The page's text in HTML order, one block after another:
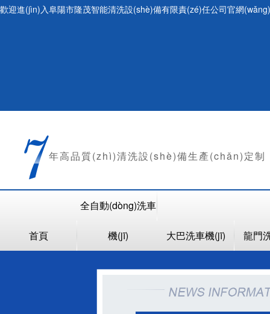
歡迎進(jìn)入阜陽市隆茂智能清洗設(shè)備有限責(zé)任公司官網
年高品質(zhì)清洗設(shè)備生產(chǎn)定制
首頁
全自動(dòng)洗車
機(jī) 大巴洗車機(jī) 龍門